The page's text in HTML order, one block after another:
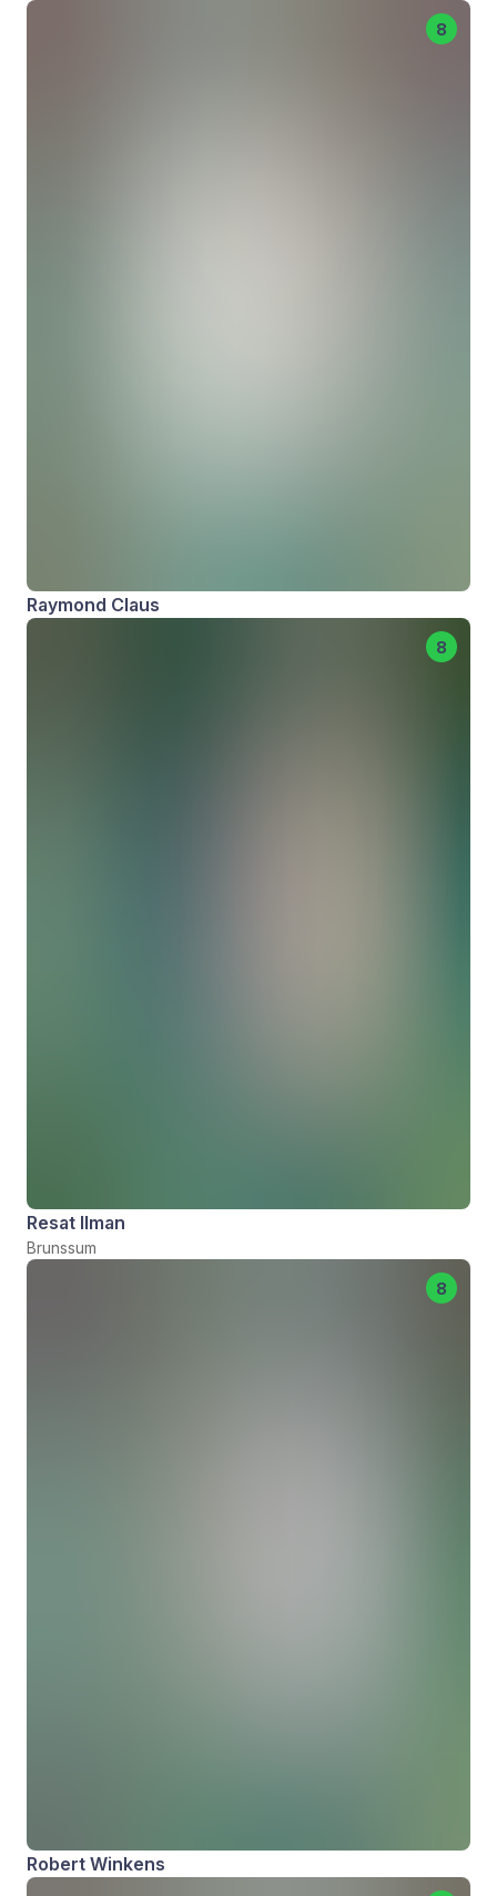
8
Raymond Claus
8
Resat Ilman
Brunssum
8
Robert Winkens